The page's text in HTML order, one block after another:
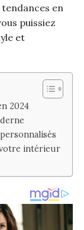
en
puissiez
et
2024
intérieur